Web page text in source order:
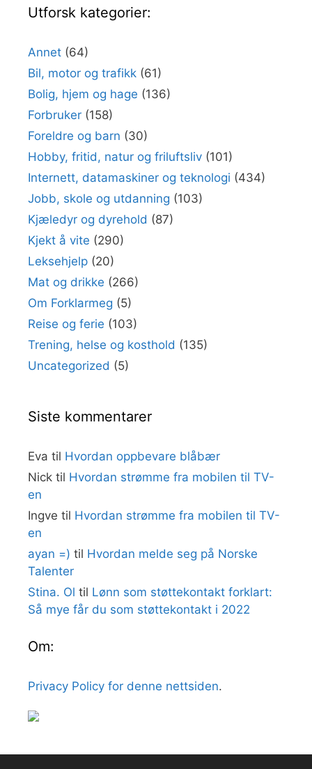
Utforsk kategorier:
Annet (64)
Bil, motor og trafikk (61)
Bolig, hjem og hage (136)
Forbruker (158)
Foreldre og barn (30)
Hobby, fritid, natur og friluftsliv (101)
Internett, datamaskiner og teknologi (434)
Jobb, skole og utdanning (103)
Kjæledyr og dyrehold (87)
Kjekt å vite (290)
Leksehjelp (20)
Mat og drikke (266)
Om Forklarmeg (5)
Reise og ferie (103)
Trening, helse og kosthold (135)
Uncategorized (5)
Siste kommentarer
Eva til Hvordan oppbevare blåbær
Nick til Hvordan strømme fra mobilen til TV-
en
Ingve til Hvordan strømme fra mobilen til TV-
en
ayan =) til Hvordan melde seg på Norske
Talenter
Stina. Ol til Lønn som støttekontakt forklart:
Så mye får du som støttekontakt i 2022
Om:
Privacy Policy for denne nettsiden.